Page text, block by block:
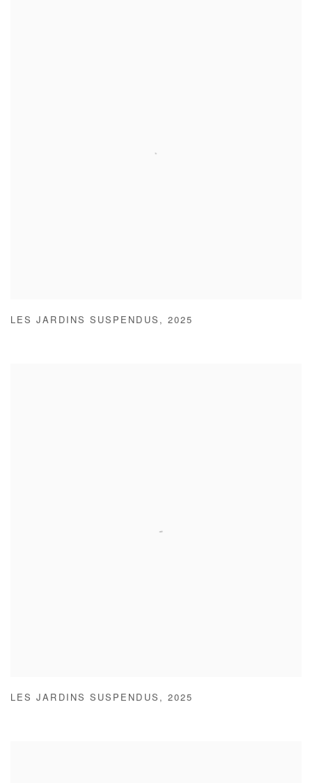
LES JARDINS SUSPENDUS , 2025
LES JARDINS SUSPENDUS , 2025